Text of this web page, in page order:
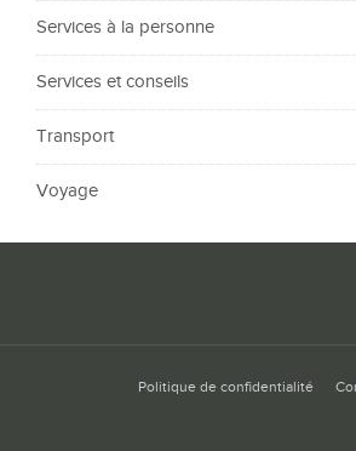
Services à la personne
Services et conseils
Transport
Voyage
Politique de confidentialité